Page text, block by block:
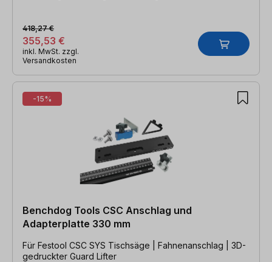
355,53 €
418,27 €
inkl. MwSt. zzgl.
Versandkosten
-15%
Benchdog Tools CSC Anschlag und
Adapterplatte 330 mm
Für Festool CSC SYS Tischsäge | Fahnenanschlag | 3D-
gedruckter Guard Lifter